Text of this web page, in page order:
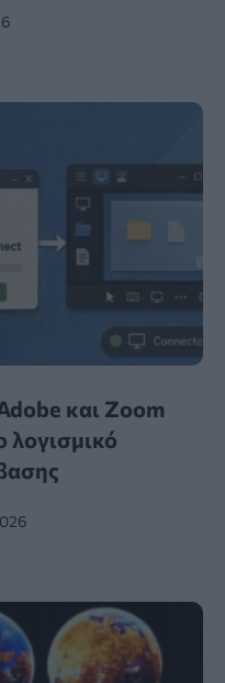
και Zoom
λογισμικό